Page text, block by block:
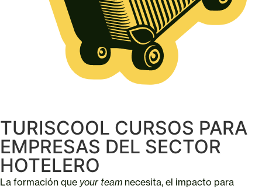
TURISCOOL CURSOS PARA
EMPRESAS DEL SECTOR
HOTELERO
La formación que your team necesita, el impacto para